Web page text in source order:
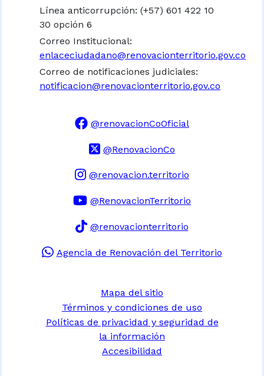
Línea anticorrupción: (+57) 601 422 10
30 opción 6
Correo Institucional:
enlaceciudadano@renovacionterritorio.gov.co
Correo de notificaciones judiciales:
notificacion@renovacionterritorio.gov.co
@renovacionCoOficial
@RenovacionCo
@renovacion.territorio
@RenovacionTerritorio
@renovacionterritorio
Agencia de Renovación del Territorio
Mapa del sitio
Términos y condiciones de uso
Políticas de privacidad y seguridad de
la información
Accesibilidad